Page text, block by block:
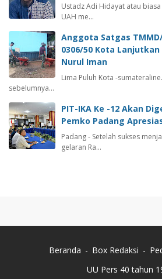
Ustadz Adi Hidayat atau
UAH me…
Anggota Satgas
0306/50 Kota
Nurul Iman
Lima Puluh Kota -
sebelumnya…
PIT-IKA Ke -12 Akan
Pemko Padang
Padang - Setelah sukses
gelaran Ra…
Beranda Box Redaksi
UU Pers 40 tahun